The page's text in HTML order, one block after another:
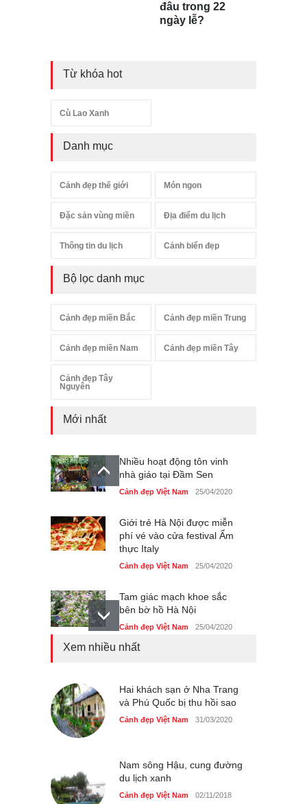
đâu trong 22
ngày lễ?
Từ khóa hot
Cù Lao Xanh
Danh mục
Cảnh đẹp thế giới Món ngon
Đặc sản vùng miền Địa điểm du lịch
Thông tin du lịch Cảnh biển đẹp
Bộ lọc danh mục
Cảnh đẹp miền Bắc Cảnh đẹp miền Trung
Cảnh đẹp miền Nam Cảnh đẹp miền Tây
Cảnh đẹp Tây
Nguyên
Mới nhất
Nhiều hoạt động tôn vinh
nhà giáo tại Đầm Sen
Cảnh đẹp Việt Nam 25/04/2020
Giới trẻ Hà Nội được miễn
phí vé vào cửa festival Ẩm
thực Italy
Cảnh đẹp Việt Nam 25/04/2020
Tam giác mạch khoe sắc
bên bờ hồ Hà Nội
Cảnh đẹp Việt Nam 25/04/2020
Cảnh đẹp Việt Nam 24/04/2020
Những món ăn đồng quê
Xem nhiều nhất
Hai khách sạn ở Nha Trang
và Phú Quốc bị thu hồi sao
Cảnh đẹp Việt Nam 31/03/2020
Nam sông Hậu, cung đường
du lịch xanh
Cảnh đẹp Việt Nam 02/11/2018